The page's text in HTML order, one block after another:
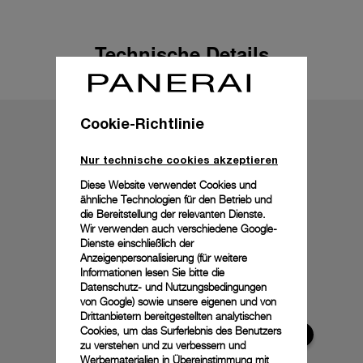
Technische Details
Cookie-Richtlinie
Nur technische cookies akzeptieren
Diese Website verwendet Cookies und
ähnliche Technologien für den Betrieb und
die Bereitstellung der relevanten Dienste.
Wir verwenden auch verschiedene Google-
Dienste einschließlich der
Anzeigenpersonalisierung (für weitere
Informationen lesen Sie bitte die
Datenschutz- und Nutzungsbedingungen
von Google) sowie unsere eigenen und von
Drittanbietern bereitgestellten analytischen
Cookies, um das Surferlebnis des Benutzers
zu verstehen und zu verbessern und
Werbematerialien in Übereinstimmung mit